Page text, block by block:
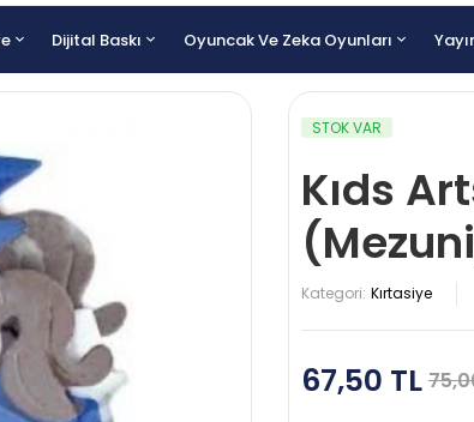
Dijital Baskı Oyuncak Ve Zeka Oyunları
STOK VAR
Kıds
Kategori: Kırtasiye
67,50 TL